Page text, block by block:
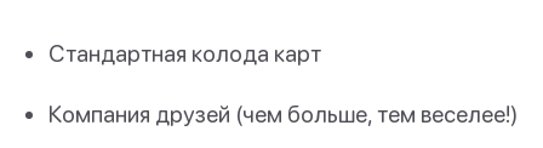
Стандартная колода карт
Компания друзей (чем больше, тем веселее!)